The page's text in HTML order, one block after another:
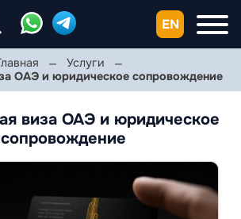
EN
Услуги
ОАЭ и юридическое сопровождение
виза ОАЭ и юридическое
сопровождение